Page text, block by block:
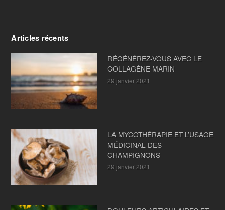
Articles récents
RÉGÉNÉREZ-VOUS AVEC LE
COLLAGÈNE MARIN
29 janvier 2021
LA MYCOTHÉRAPIE ET L’USAGE
MÉDICINAL DES
CHAMPIGNONS
29 janvier 2021